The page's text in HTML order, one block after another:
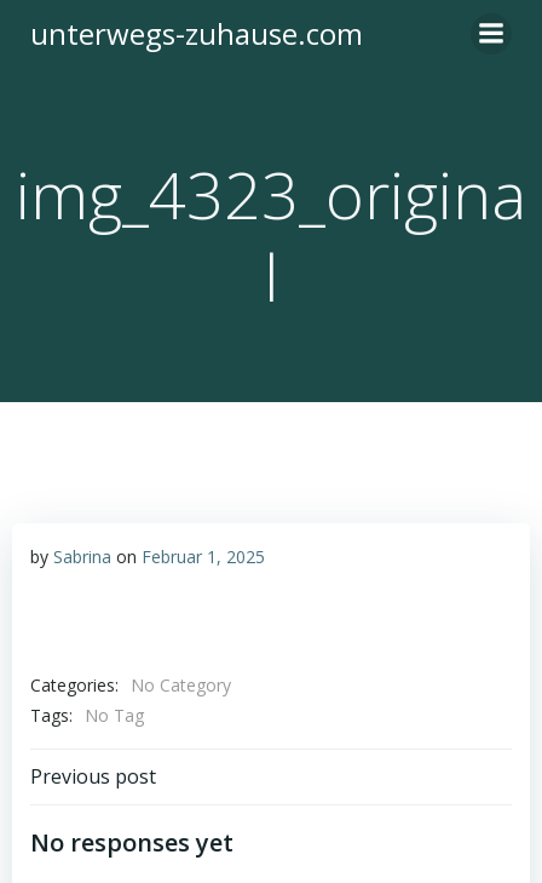
Inhalt
unterwegs-zuhause.com
img_4323_origina
l
by Sabrina on Februar 1, 2025
Categories:
No Category
Tags:
No Tag
Post
navigation
Previous post
No responses yet